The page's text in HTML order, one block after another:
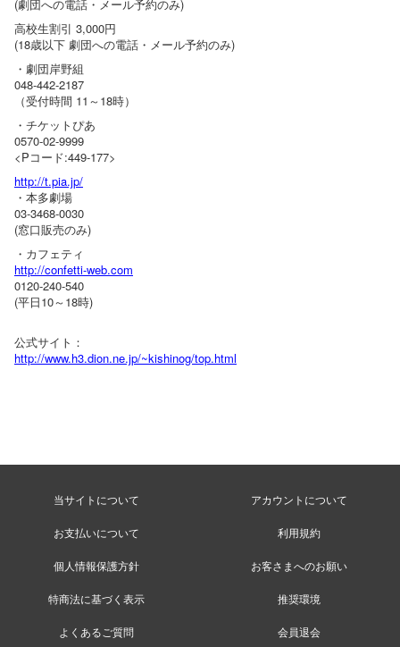
(劇団への電話・メール予約のみ)
高校生割引 3,000円
(18歳以下 劇団への電話・メール予約のみ)
・劇団岸野組
048-442-2187
（受付時間 11～18時）
・チケットぴあ
0570-02-9999
<Pコード:449-177>
http://t.pia.jp/
・本多劇場
03-3468-0030
(窓口販売のみ)
・カフェティ
http://confetti-web.com
0120-240-540
(平日10～18時)
公式サイト：
http://www.h3.dion.ne.jp/~kishinog/top.html
当サイトについて アカウントについて
お支払いについて 利用規約
個人情報保護方針 お客さまへのお願い
特商法に基づく表示 推奨環境
よくあるご質問 会員退会